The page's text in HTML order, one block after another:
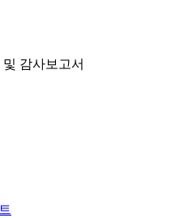
감사보고서